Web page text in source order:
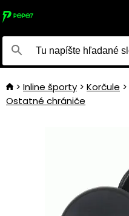
Inline športy Korčule
Ostatné chrániče